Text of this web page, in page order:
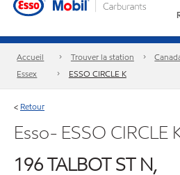
Accueil Trouver la station
Essex
ESSO CIRCLE K
< Retour
Esso- ESSO CIRCLE
196 TALBOT ST N,